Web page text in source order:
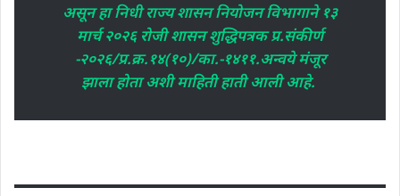
असून हा निधी राज्य शासन नियोजन विभागाने १३
मार्च २०२६ रोजी शासन शुद्धिपत्रक प्र.संकीर्ण
-२०२६/प्र.क्र.१४(१०)/का.-१४११.अन्वये मंजूर
झाला होता अशी माहिती हाती आली आहे.